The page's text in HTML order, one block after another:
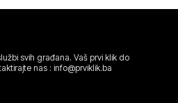
svih građana. Vaš prvi klik do
nas : info@prviklik.ba